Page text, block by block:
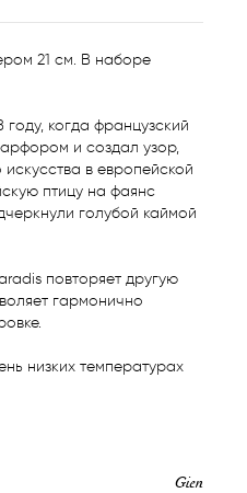
21 см. В наборе
когда французский
и создал узор,
в европейской
птицу на фаянс
голубой каймой
повторяет другую
гармонично
низких температурах
Gien